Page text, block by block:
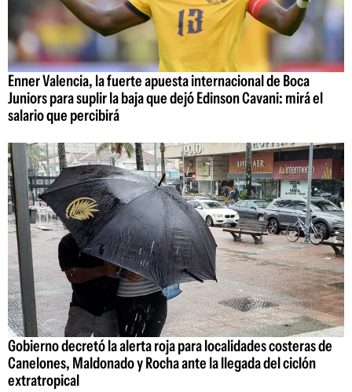
Enner Valencia, la fuerte apuesta internacional de Boca
Juniors para suplir la baja que dejó Edinson Cavani: mirá el
salario que percibirá
Gobierno decretó la alerta roja para localidades costeras de
Canelones, Maldonado y Rocha ante la llegada del ciclón
extratropical